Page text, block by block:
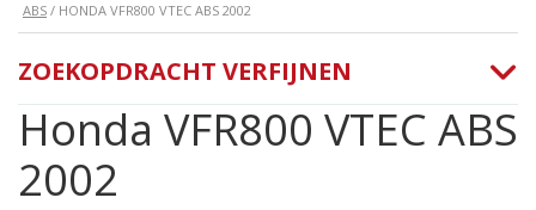
ABS / HONDA VFR800 VTEC ABS 2002
Honda VFR800 VTEC ABS
2002
ZOEKOPDRACHT VERFIJNEN